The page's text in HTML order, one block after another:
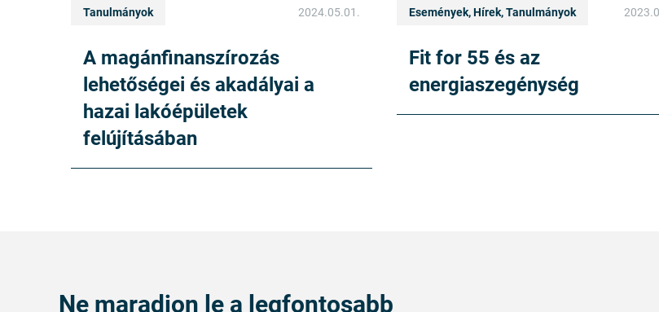
Tanulmányok 2024.05.01.
A magánfinanszírozás
lehetőségei és akadályai a
hazai lakóépületek
felújításában
Események, Hírek, Tanulmányok
Fit for 55 és az
energiaszegénység
Ne maradjon le a legfontosabb